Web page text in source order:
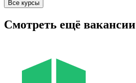
Все курсы
Смотреть ещё вакансии